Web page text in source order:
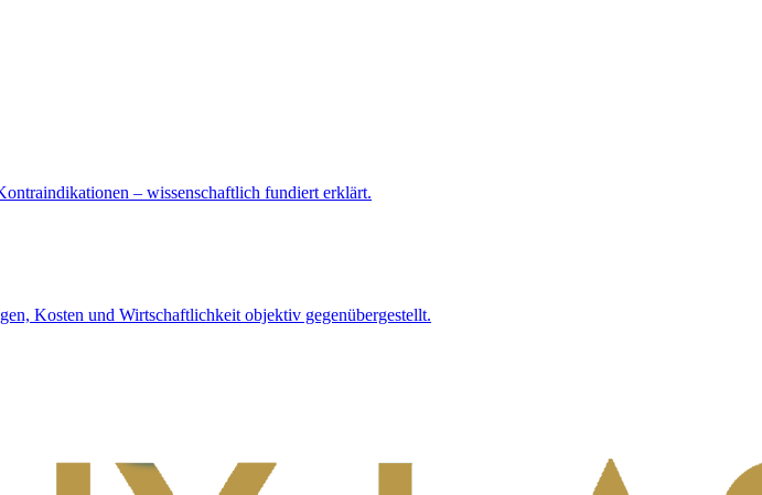
– wissenschaftlich fundiert erklärt.
Kosten und Wirtschaftlichkeit objektiv gegenübergestellt.